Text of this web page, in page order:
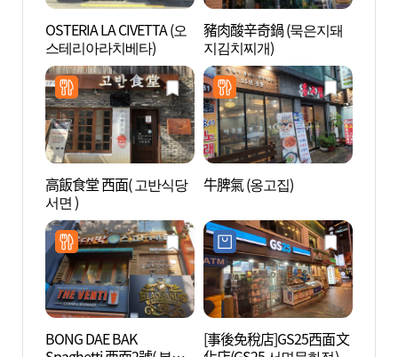
OSTERIA LA CIVETTA (오
스테리아라치베타)
豬肉酸辛奇鍋 (묵은지돼
지김치찌개)
高飯食堂 西面( 고반식당
서면 )
牛脾氣 (옹고집)
BONG DAE BAK
[事後免稅店]GS25西面文